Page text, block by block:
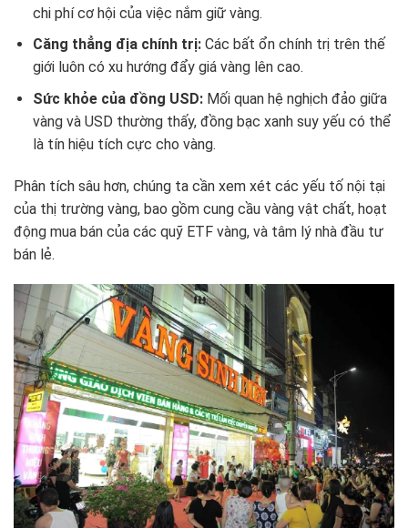
chi phí cơ hội của việc nắm giữ vàng.
Căng thẳng địa chính trị:Các bất ổn chính trị trên thế
giới luôn có xu hướng đẩy giá vàng lên cao.
Sức khỏe của đồng USD:Mối quan hệ nghịch đảo giữa
vàng và USD thường thấy, đồng bạc xanh suy yếu có thể
là tín hiệu tích cực cho vàng.
Phân tích sâu hơn, chúng ta cần xem xét các yếu tố nội tại
của thị trường vàng, bao gồm cung cầu vàng vật chất, hoạt
động mua bán của các quỹ ETF vàng, và tâm lý nhà đầu tư
bán lẻ.